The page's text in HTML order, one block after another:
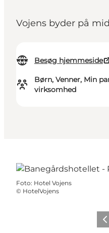
Vojens byder på
Besøg hjemmeside
Børn, Venner, Min
virksomhed
Foto: Hotel Vojens
© HotelVojens